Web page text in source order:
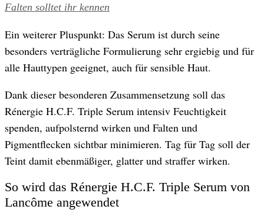
Falten solltet ihr kennen
Ein weiterer Pluspunkt: Das Serum ist durch seine
besonders verträgliche Formulierung sehr ergiebig und für
alle Hauttypen geeignet, auch für sensible Haut.
Dank dieser besonderen Zusammensetzung soll das
Rénergie H.C.F. Triple Serum intensiv Feuchtigkeit
spenden, aufpolsternd wirken und Falten und
Pigmentflecken sichtbar minimieren. Tag für Tag soll der
Teint damit ebenmäßiger, glatter und straffer wirken.
So wird das Rénergie H.C.F. Triple Serum von
Lancôme angewendet